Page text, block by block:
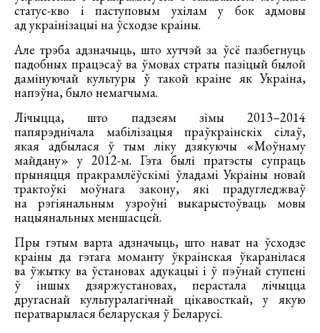
статус-кво і паступовым ухілам у бок адмовы
ад украінізацыі на ўсходзе краіны.
Але трэба адзначыць, што хутчэй за ўсё пазбегнуць
падобных працэсаў ва ўмовах страты пазіцый былой
дамінуючай культуры ў такой краіне як Украіна,
напэўна, было немагчыма.
Лічыцца, што падзеям зімы 2013–2014
папярэднічала мабілізацыя праўкраінскіх сілаў,
якая адбылася ў тым ліку дзякуючы «Моўнаму
майдану» у 2012-м. Гэта былі пратэсты супраць
прыняцця пракрамлёўскімі ўладамі Украіны новай
трактоўкі моўнага закону, які прадугледжваў
на рэгіянальным узроўні выкарыстоўваць мовы
нацыянальных меншасцей.
Пры гэтым варта адзначыць, што нават на ўсходзе
краіны да гэтага моманту ўкраінская ўкаранілася
ва ўжытку ва ўстановах адукацыі і ў пэўнай ступені
ў іншых дзяржустановах, перастала лічыцца
другаснай культуралагічнай цікавосткай, у якую
ператварылася беларуская ў Беларусі.